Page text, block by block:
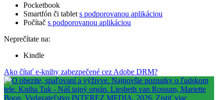
Pocketbook
Smartfón či tablet s podporovanou aplikáciou
Počítač s podporovanou aplikáciou
Neprečítate na:
Kindle
Ako čítať e-knihy zabezpečené cez Adobe DRM?